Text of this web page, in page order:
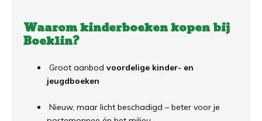
Waarom kinderboeken kopen bij
Boeklin?
Groot aanbod voordelige kinder- en
jeugdboeken
Nieuw, maar licht beschadigd – beter voor je